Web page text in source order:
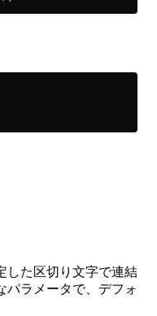
した区切り文字で連結
パラメータで、デフォ